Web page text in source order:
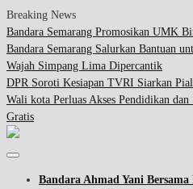
Breaking News
Bandara Semarang Promosikan UMK
Bandara Semarang Salurkan Bantuan
Wajah Simpang Lima Dipercantik
DPR Soroti Kesiapan TVRI Siarkan
Wali kota Perluas Akses Pendidikan
Gratis
Bandara Ahmad Yani